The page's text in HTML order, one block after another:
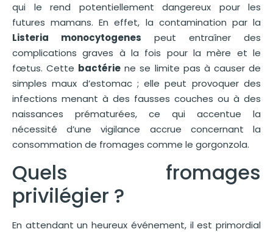
qui le rend potentiellement dangereux pour les
futures mamans. En effet, la contamination par la
Listeria monocytogenes peut entraîner des
complications graves à la fois pour la mère et le
fœtus. Cette bactérie ne se limite pas à causer de
simples maux d’estomac ; elle peut provoquer des
infections menant à des fausses couches ou à des
naissances prématurées, ce qui accentue la
nécessité d’une vigilance accrue concernant la
consommation de fromages comme le gorgonzola.
Quels fromages
privilégier ?
En attendant un heureux événement, il est primordial